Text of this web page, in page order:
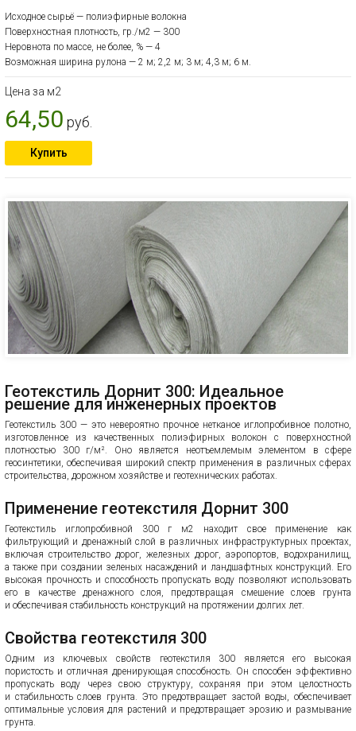
Исходное сырьё — полиэфирные волокна
Поверхностная плотность, гр./м2 — 300
Неровнота по массе, не более, % — 4
Возможная ширина рулона — 2 м; 2,2 м; 3 м; 4,3 м; 6 м.
Цена за м2
64,50 руб.
Купить
Геотекстиль Дорнит 300: Идеальное
решение для инженерных проектов
Геотекстиль 300 — это невероятно прочное нетканое иглопробивное полотно,
изготовленное из качественных полиэфирных волокон с поверхностной
плотностью 300 г/м². Оно является неотъемлемым элементом в сфере
геосинтетики, обеспечивая широкий спектр применения в различных сферах
строительства, дорожном хозяйстве и геотехнических работах.
Применение геотекстиля Дорнит 300
Геотекстиль иглопробивной 300 г м2 находит свое применение как
фильтрующий и дренажный слой в различных инфраструктурных проектах,
включая строительство дорог, железных дорог, аэропортов, водохранилищ,
а также при создании зеленых насаждений и ландшафтных конструкций. Его
высокая прочность и способность пропускать воду позволяют использовать
его в качестве дренажного слоя, предотвращая смешение слоев грунта
и обеспечивая стабильность конструкций на протяжении долгих лет.
Свойства геотекстиля 300
Одним из ключевых свойств геотекстиля 300 является его высокая
пористость и отличная дренирующая способность. Он способен эффективно
пропускать воду через свою структуру, сохраняя при этом целостность
и стабильность слоев грунта. Это предотвращает застой воды, обеспечивает
оптимальные условия для растений и предотвращает эрозию и размывание
грунта.